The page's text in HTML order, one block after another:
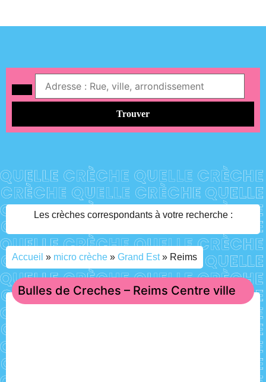
Trouver
Les crèches correspondants à votre recherche :
Accueil » micro crèche » Grand Est» Reims
Bulles de Creches – Reims Centre ville